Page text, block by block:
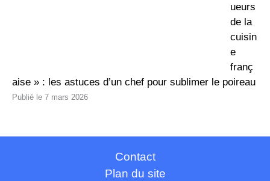
ueurs
de la
cuisin
e
franç
aise » : les astuces d’un chef pour sublimer le poireau
7 mars 2026
Contact
Plan du site